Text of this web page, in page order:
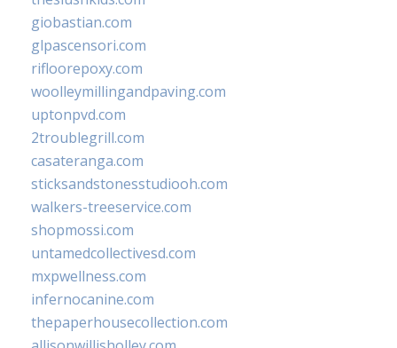
giobastian.com
glpascensori.com
rifloorepoxy.com
woolleymillingandpaving.com
uptonpvd.com
2troublegrill.com
casateranga.com
sticksandstonesstudiooh.com
walkers-treeservice.com
shopmossi.com
untamedcollectivesd.com
mxpwellness.com
infernocanine.com
thepaperhousecollection.com